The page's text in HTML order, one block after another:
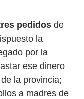
pedidos de
la
por la
ese dinero
la provincia;
a madres de